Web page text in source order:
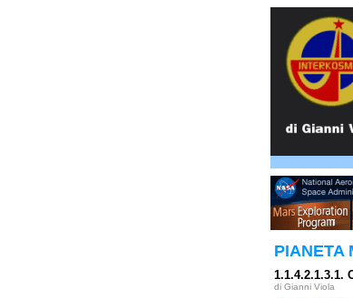
PIANETA
1.1.4.2.1.3.1.
di Gianni Viola